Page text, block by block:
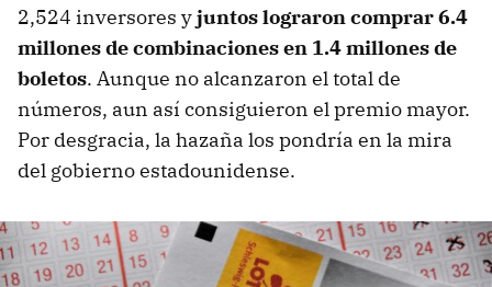
2,524 inversores yjuntos lograron comprar 6.4
millones de combinaciones en 1.4 millones de
boletos. Aunque no alcanzaron el total de
números, aun así consiguieron el premio mayor.
Por desgracia, la hazaña los pondría en la mira
del gobierno estadounidense.